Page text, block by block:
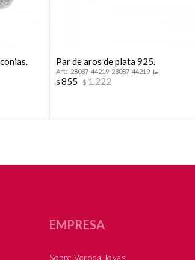
Par de aros de plata 925.
28087-44219-28087-44219
$ 855 $1.222
EMPRESA
Sobre Veroca Joyas